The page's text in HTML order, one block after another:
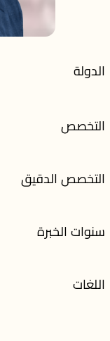
الدولة
التخصص
التخصص الدقيق
سنوات الخبرة
اللغات